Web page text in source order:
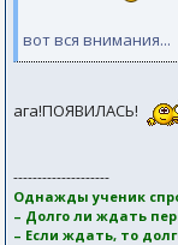
вот вся внимания...
ага!ПОЯВИЛАСЬ!
--------------------
Однажды ученик
– Долго ли ждать
– Если ждать, то